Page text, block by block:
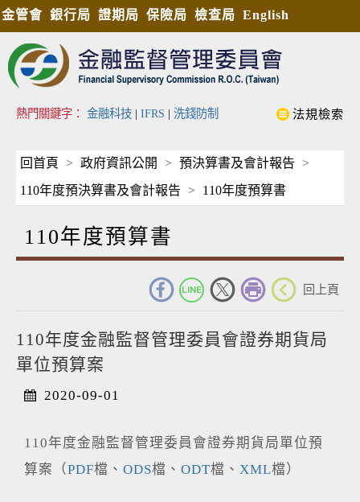
金管會 銀行局 證期局 保險局 檢查局 English
熱門關鍵字： 金融科技 | IFRS | 洗錢防制 法規檢索
回首頁 政府資訊公開
預決算書及會計報告
110年度預決算書及會計報告
110年度預算書
110年度預算書
回上頁
110年度金融監督管理委員會證券期貨局
單位預算案
2020-09-01
110年度金融監督管理委員會證券期貨局單位預
算案（PDF檔、 ODS檔、 ODT檔、 XML檔）